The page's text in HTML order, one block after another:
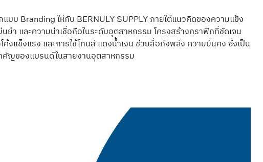
แบบ Branding ให้กับ BERNULY SUPPLY ภายใต้แนวคิดของความแข็ง
นยำ และความน่าเชื่อถือในระดับอุตสาหกรรม โครงสร้างกราฟิกที่ชัดเจน
ค้งแข็งแรง และการใช้โทนสี แดงน้ำเงิน ช่วยสื่อถึงพลัง ความมั่นคง ซึ่งเป็น
คัญของแบรนด์ในสายงานอุตสาหกรรม